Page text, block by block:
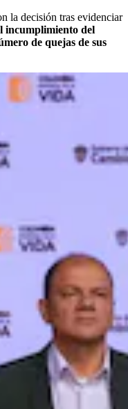
la decisión tras evidenciar
incumplimiento del
de quejas de sus